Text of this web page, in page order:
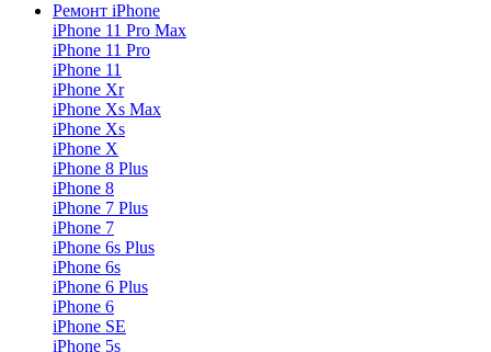
Ремонт iPhone
iPhone 11 Pro Max
iPhone 11 Pro
iPhone 11
iPhone Xr
iPhone Xs Max
iPhone Xs
iPhone X
iPhone 8 Plus
iPhone 8
iPhone 7 Plus
iPhone 7
iPhone 6s Plus
iPhone 6s
iPhone 6 Plus
iPhone 6
iPhone SE
iPhone 5s